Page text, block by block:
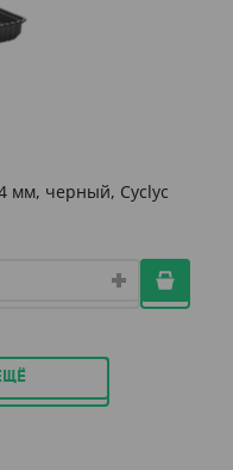
мм, черный, Cyclyc